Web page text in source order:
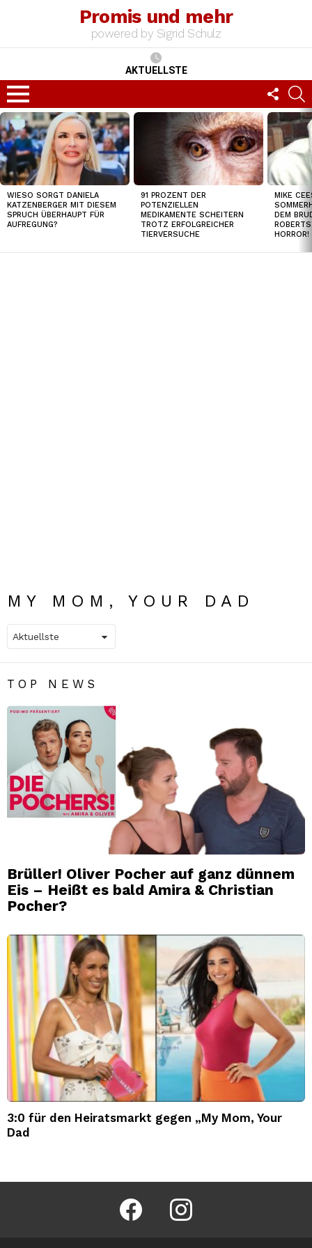
Promis und mehr
powered by Sigrid Schulz
AKTUELLSTE
Menu
US
TOP
NEWS
WIESO SORGT DANIELA
KATZENBERGER MIT DIESEM
SPRUCH ÜBERHAUPT FÜR
AUFREGUNG?
91 PROZENT DER
POTENZIELLEN
MEDIKAMENTE SCHEITERN
TROTZ ERFOLGREICHER
TIERVERSUCHE
MIKE
DEM
HORROR!
MY MOM, YOUR DAD
TOP NEWS
Brüller! Oliver Pocher auf ganz dünnem
Eis – Heißt es bald Amira & Christian
Pocher?
3:0 für den Heiratsmarkt gegen „My Mom, Your
Dad
facebook instagram